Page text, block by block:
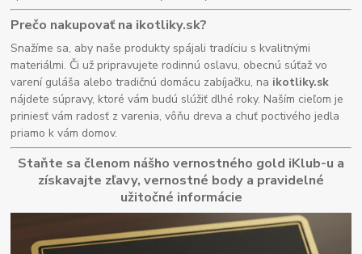
Prečo nakupovať na ikotliky.sk?
Snažíme sa, aby naše produkty spájali tradíciu s kvalitnými
materiálmi. Či už pripravujete rodinnú oslavu, obecnú súťaž vo
varení guláša alebo tradičnú domácu zabíjačku, na ikotliky.sk
nájdete súpravy, ktoré vám budú slúžiť dlhé roky. Naším cieľom je
priniesť vám radosť z varenia, vôňu dreva a chuť poctivého jedla
priamo k vám domov.
Staňte sa členom nášho vernostného gold iKlub-u a
získavajte zľavy, vernostné body a pravidelné
užitočné informácie